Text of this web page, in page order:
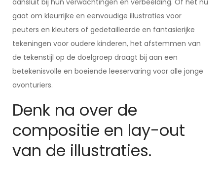
aansluit bij hun verwachtingen en verbeelding. Of het nu
gaat om kleurrijke en eenvoudige illustraties voor
peuters en kleuters of gedetailleerde en fantasierijke
tekeningen voor oudere kinderen, het afstemmen van
de tekenstijl op de doelgroep draagt bij aan een
betekenisvolle en boeiende leeservaring voor alle jonge
avonturiers.
Denk na over de
compositie en lay-out
van de illustraties.